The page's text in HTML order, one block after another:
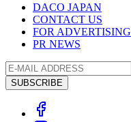
DACO JAPAN
CONTACT US
FOR ADVERTISING
PR NEWS